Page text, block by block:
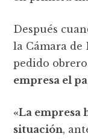
Después
la Cámara de
pedido
empresa el
«La empresa
situación,